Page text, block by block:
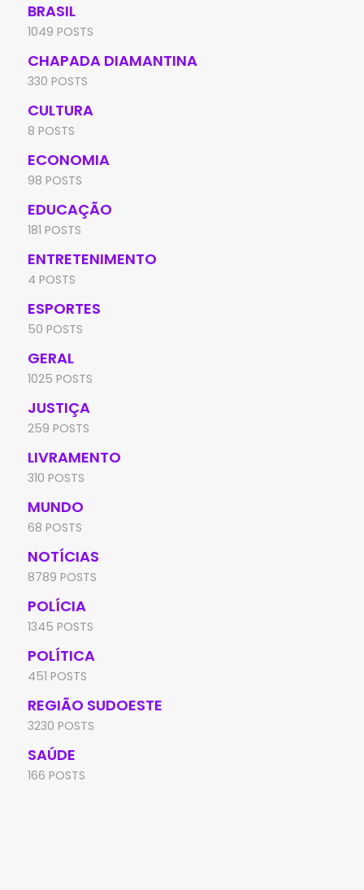
BRASIL
1049 POSTS
CHAPADA DIAMANTINA
330 POSTS
CULTURA
8 POSTS
ECONOMIA
98 POSTS
EDUCAÇÃO
181 POSTS
ENTRETENIMENTO
4 POSTS
ESPORTES
50 POSTS
GERAL
1025 POSTS
JUSTIÇA
259 POSTS
LIVRAMENTO
310 POSTS
MUNDO
68 POSTS
NOTÍCIAS
8789 POSTS
POLÍCIA
1345 POSTS
POLÍTICA
451 POSTS
REGIÃO SUDOESTE
3230 POSTS
SAÚDE
166 POSTS